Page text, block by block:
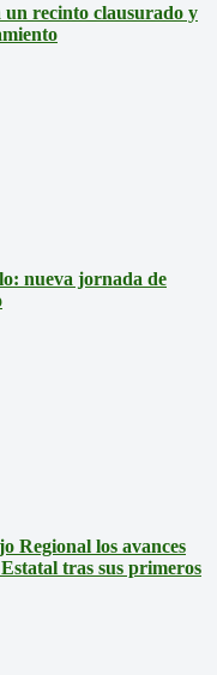
recinto clausurado y
nueva jornada de
Regional los avances
tras sus primeros